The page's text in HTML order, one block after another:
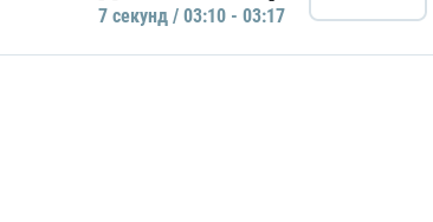
7 секунд / 03:10 - 03:17